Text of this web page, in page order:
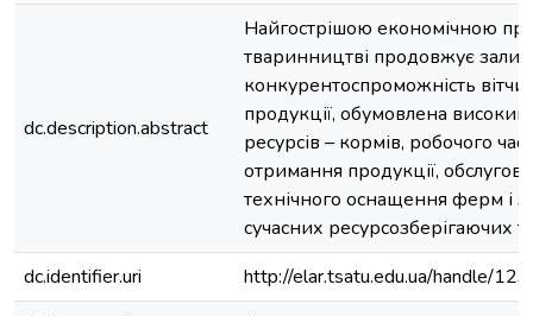
dc.description.abstract
Найгострішою економічною
тваринництві продовжує
конкурентоспроможність
продукції, обумовлена
ресурсів – кормів, робочого
отримання продукції,
технічного оснащення ферм і
сучасних ресурсозберігаючих
dc.identifier.uri
http://elar.tsatu.edu.ua/handle/